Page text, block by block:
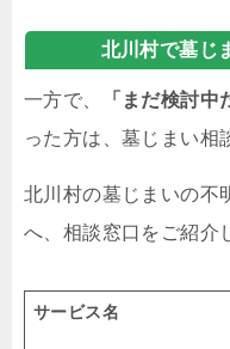
北川村で墓じ
一方で、 「まだ検討中
った方は、墓じまい相
北川村の墓じまいの不
へ、相談窓口をご紹介
サービス名